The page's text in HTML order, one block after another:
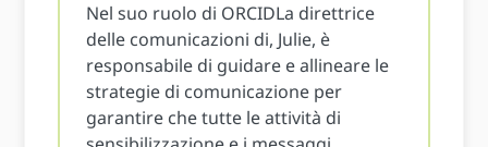
Nel suo ruolo di ORCIDLa direttrice
delle comunicazioni di, Julie, è
responsabile di guidare e allineare le
strategie di comunicazione per
garantire che tutte le attività di